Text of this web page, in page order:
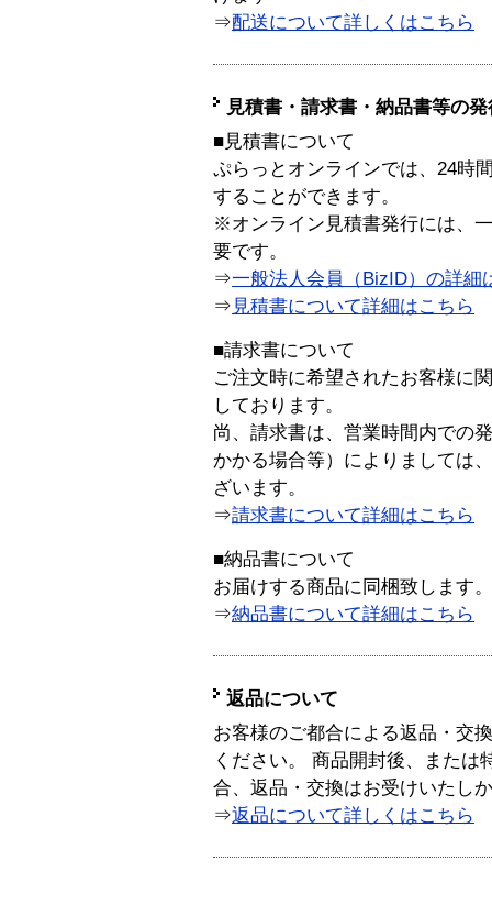
⇒配送について詳しくはこちら
見積書・請求書・納品書等の
■見積書について
ぷらっとオンラインでは、24時
することができます。
※オンライン見積書発行には、
要です。
⇒一般法人会員（BizID）の詳細
⇒ 見積書について詳細はこちら
■請求書について
ご注文時に希望されたお客様に
しております。
尚、請求書は、営業時間内での
かかる場合等）によりましては
ざいます。
⇒請求書について詳細はこちら
■納品書について
お届けする商品に同梱致します。
⇒納品書について詳細はこちら
返品について
お客様のご都合による返品・交
ください。 商品開封後、または
合、返品・交換はお受けいたし
⇒返品について詳しくはこちら